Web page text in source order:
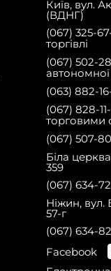
Київ, вул.
(ВДНГ)
(067) 325-
торгівлі
(067) 502-
(063) 882-
(067) 828-
торговими
(067) 507-
Біла
359
(067) 634-
Ніжин,
57-г
(067) 634-
Facebook
Зареєструйсяна сайті та
знижку 10% на